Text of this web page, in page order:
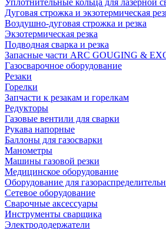
Уплотнительные кольца для лазерной
Дуговая строжка и экзотермическая
Воздушно-дуговая строжка и резка
Экзотермическая резка
Подводная сварка и резка
Запасные части ARC GOUGING &
Газосварочное оборудование
Резаки
Горелки
Запчасти к резакам и горелкам
Редукторы
Газовые вентили для сварки
Рукава напорные
Баллоны для газосварки
Манометры
Машины газовой резки
Медицинское оборудование
Оборудование для
Сетевое оборудование
Сварочные аксессуары
Инструменты сварщика
Электрододержатели